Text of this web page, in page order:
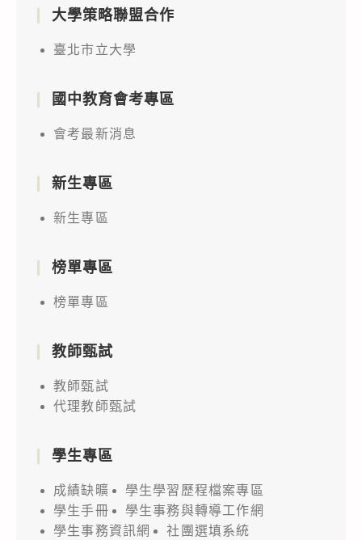
大學策略聯盟合作
臺北市立大學
國中教育會考專區
會考最新消息
新生專區
新生專區
榜單專區
榜單專區
教師甄試
教師甄試
代理教師甄試
學生專區
成績缺曠
學生學習歷程檔案專區
學生手冊
學生事務與轉導工作網
學生事務資訊網
社團選填系統